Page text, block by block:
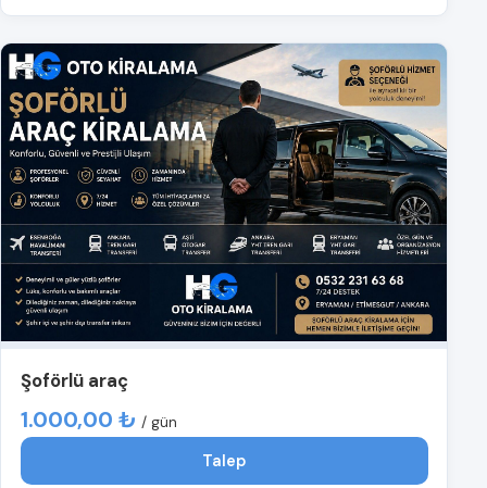
Şoförlü araç
1.000,00 ₺ / gün
Talep